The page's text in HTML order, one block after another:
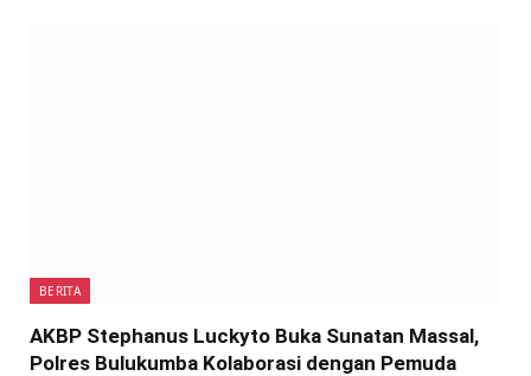
BERITA
AKBP Stephanus Luckyto Buka Sunatan Massal,
Polres Bulukumba Kolaborasi dengan Pemuda